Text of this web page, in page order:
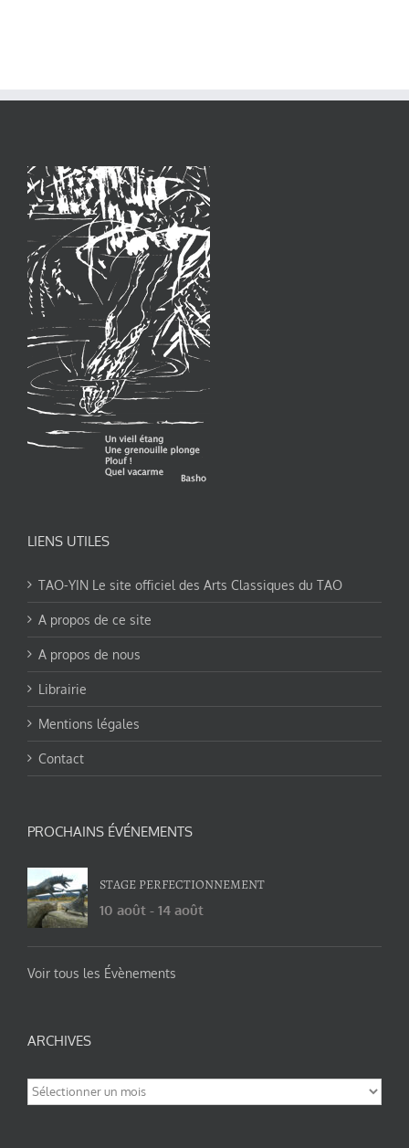
LIENS UTILES
TAO-YIN Le site officiel des Arts Classiques du TAO
A propos de ce site
A propos de nous
Librairie
Mentions légales
Contact
PROCHAINS ÉVÉNEMENTS
STAGE PERFECTIONNEMENT
10 août - 14 août
Voir tous les Évènements
ARCHIVES
Archives